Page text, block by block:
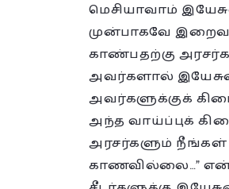
மெசியாவாம்
முன்பாகவே
காண்பதற்கு
அவர்களால்
அவர்களுக்குக்
அந்த வாய்ப்புக்
அரசர்களும்
காணவில்லை…”